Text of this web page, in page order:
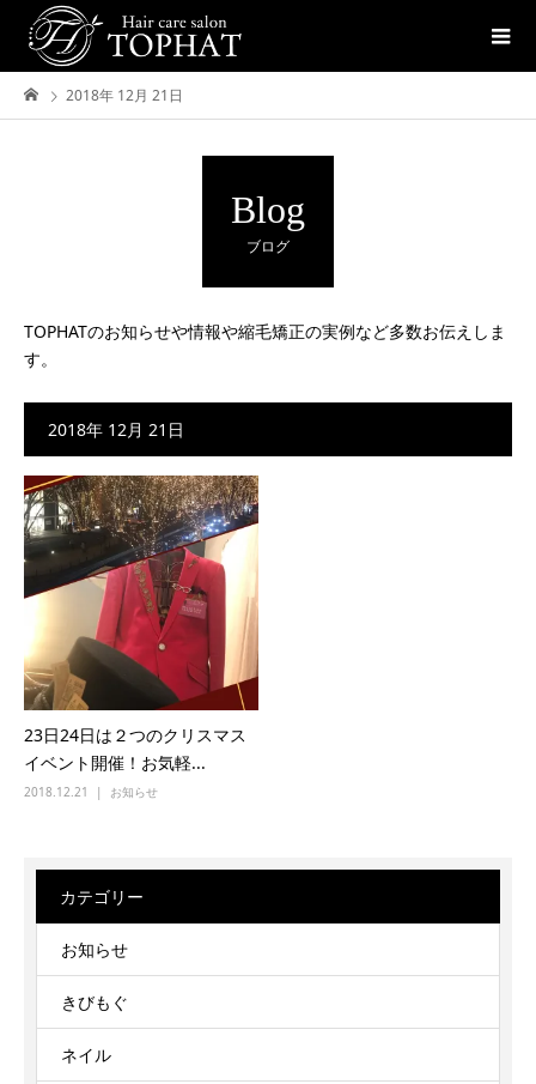
2018年 12月 21日
Blog
ブログ
TOPHATのお知らせや情報や縮毛矯正の実例など多数お伝えしま
す。
2018年 12月 21日
23日24日は２つのクリスマス
イベント開催！お気軽...
2018.12.21 お知らせ
カテゴリー
お知らせ
きびもぐ
ネイル